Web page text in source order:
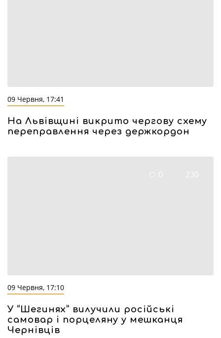
09 Червня, 17:41
На Львівщині викрито чергову схему
переправлення через держкордон
0 230
09 Червня, 17:10
У “Шегинях” вилучили російські
самовар і порцеляну у мешканця
Чернівців